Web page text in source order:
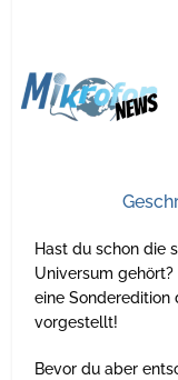
Hast du schon die
Universum
eine Sonderedition
vorgestellt!
Bevor du aber